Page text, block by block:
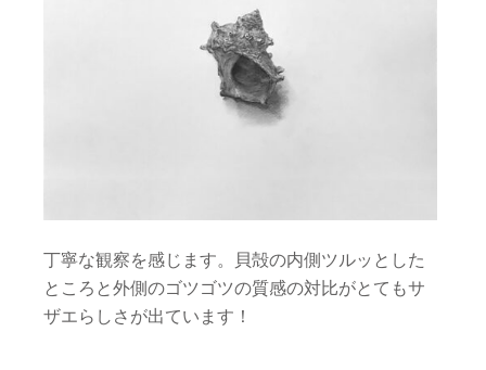
丁寧な観察を感じます。貝殻の内側ツルッとした
ところと外側のゴツゴツの質感の対比がとてもサ
ザエらしさが出ています！